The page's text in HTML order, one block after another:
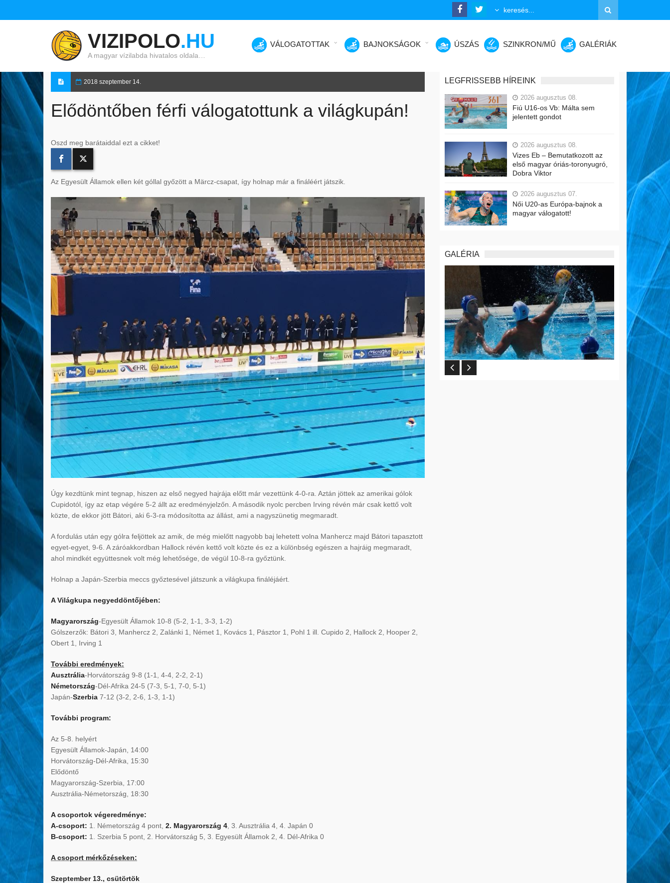
VIZIPOLO.HU
A magyar vízilabda hivatalos oldala…
VÁLOGATOTTAK BAJNOKSÁGOK ÚSZÁS SZINKRON/MŰ GALÉRIÁK
2018 szeptember 14.
Elődöntőben férfi válogatottunk a világkupán!
Oszd meg barátaiddal ezt a cikket!
Az Egyesült Államok ellen két góllal győzött a Märcz-csapat, így holnap már a fináléért játszik.
Úgy kezdtünk mint tegnap, hiszen az első negyed hajrája előtt már vezettünk 4-0-ra. Aztán jöttek az amerikai gólok
Cupidotól, így az etap végére 5-2 állt az eredményjelzőn. A második nyolc percben Irving révén már csak kettő volt
közte, de ekkor jött Bátori, aki 6-3-ra módosította az állást, ami a nagyszünetig megmaradt.
A fordulás után egy gólra feljöttek az amik, de még mielőtt nagyobb baj lehetett volna Manhercz majd Bátori tapasztott
egyet-egyet, 9-6. A záróakkordban Hallock révén kettő volt közte és ez a különbség egészen a hajráig megmaradt,
ahol mindkét együttesnek volt még lehetősége, de végül 10-8-ra győztünk.
Holnap a Japán-Szerbia meccs győztesével játszunk a világkupa fináléjáért.
A Világkupa negyeddöntőjében:
Magyarország-Egyesült Államok 10-8 (5-2, 1-1, 3-3, 1-2)
Gólszerzők: Bátori 3, Manhercz 2, Zalánki 1, Német 1, Kovács 1, Pásztor 1, Pohl 1 ill. Cupido 2, Hallock 2, Hooper 2,
Obert 1, Irving 1
További eredmények:
Ausztrália-Horvátország 9-8 (1-1, 4-4, 2-2, 2-1)
Németország-Dél-Afrika 24-5 (7-3, 5-1, 7-0, 5-1)
Japán-Szerbia 7-12 (3-2, 2-6, 1-3, 1-1)
További program:
Az 5-8. helyért
Egyesült Államok-Japán, 14:00
Horvátország-Dél-Afrika, 15:30
Elődöntő
Magyarország-Szerbia, 17:00
Ausztrália-Németország, 18:30
A csoportok végeredménye:
A-csoport: 1. Németország 4 pont, 2. Magyarország 4 , 3. Ausztrália 4, 4. Japán 0
B-csoport: 1. Szerbia 5 pont, 2. Horvátország 5, 3. Egyesült Államok 2, 4. Dél-Afrika 0
A csoport mérkőzéseken:
Szeptember 13., csütörtök
LEGFRISSEBB HÍREINK
2026 augusztus 08.
Fiú U16-os Vb: Málta sem
jelentett gondot
2026 augusztus 08.
Vizes Eb – Bemutatkozott az
első magyar óriás-toronyugró,
Dobra Viktor
2026 augusztus 07.
Női U20-as Európa-bajnok a
magyar válogatott!
GALÉRIA